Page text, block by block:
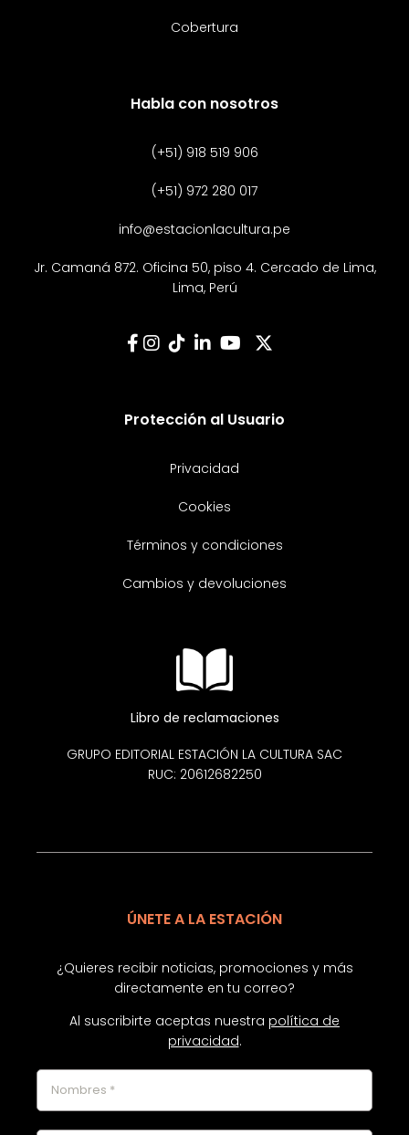
Cobertura
Habla con nosotros
(+51) 918 519 906
(+51) 972 280 017
info@estacionlacultura.pe
Jr. Camaná 872. Oficina 50, piso 4. Cercado de Lima,
Lima, Perú
Protección al Usuario
Privacidad
Cookies
Términos y condiciones
Cambios y devoluciones
Libro de reclamaciones
GRUPO EDITORIAL ESTACIÓN LA CULTURA SAC
RUC: 20612682250
ÚNETE A LA ESTACIÓN
¿Quieres recibir noticias, promociones y más
directamente en tu correo?
Al suscribirte aceptas nuestra política de
privacidad.